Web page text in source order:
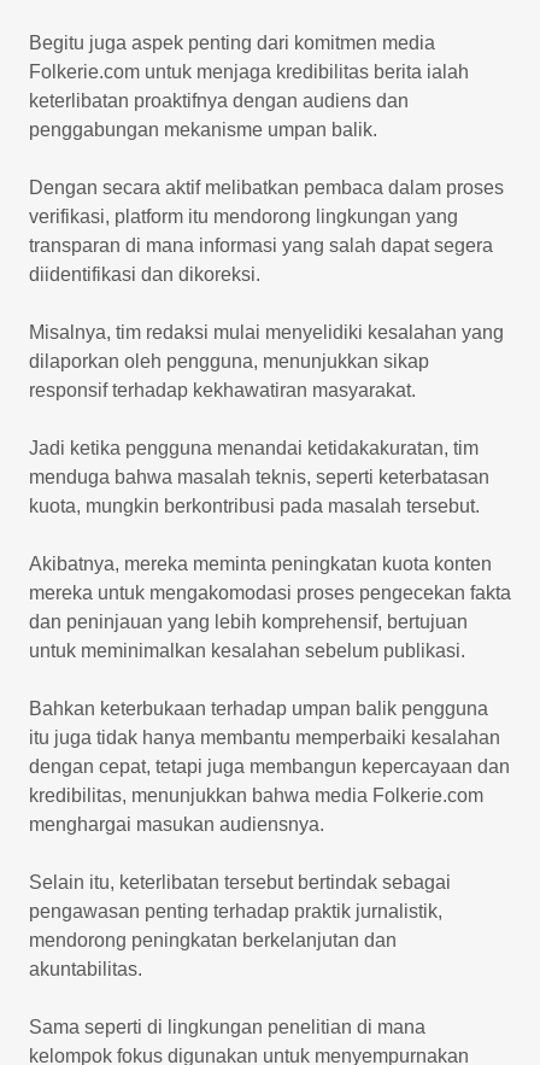
Begitu juga aspek penting dari komitmen media
Folkerie.com untuk menjaga kredibilitas berita ialah
keterlibatan proaktifnya dengan audiens dan
penggabungan mekanisme umpan balik.
Dengan secara aktif melibatkan pembaca dalam proses
verifikasi, platform itu mendorong lingkungan yang
transparan di mana informasi yang salah dapat segera
diidentifikasi dan dikoreksi.
Misalnya, tim redaksi mulai menyelidiki kesalahan yang
dilaporkan oleh pengguna, menunjukkan sikap
responsif terhadap kekhawatiran masyarakat.
Jadi ketika pengguna menandai ketidakakuratan, tim
menduga bahwa masalah teknis, seperti keterbatasan
kuota, mungkin berkontribusi pada masalah tersebut.
Akibatnya, mereka meminta peningkatan kuota konten
mereka untuk mengakomodasi proses pengecekan fakta
dan peninjauan yang lebih komprehensif, bertujuan
untuk meminimalkan kesalahan sebelum publikasi.
Bahkan keterbukaan terhadap umpan balik pengguna
itu juga tidak hanya membantu memperbaiki kesalahan
dengan cepat, tetapi juga membangun kepercayaan dan
kredibilitas, menunjukkan bahwa media Folkerie.com
menghargai masukan audiensnya.
Selain itu, keterlibatan tersebut bertindak sebagai
pengawasan penting terhadap praktik jurnalistik,
mendorong peningkatan berkelanjutan dan
akuntabilitas.
Sama seperti di lingkungan penelitian di mana
kelompok fokus digunakan untuk menyempurnakan